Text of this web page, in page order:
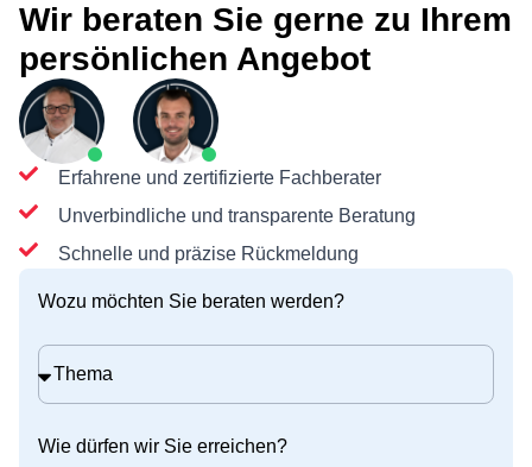
Wir beraten Sie gerne zu Ihrem
persönlichen Angebot
Erfahrene und zertifizierte Fachberater
Unverbindliche und transparente Beratung
Schnelle und präzise Rückmeldung
Wozu möchten Sie beraten werden?
Wie dürfen wir Sie erreichen?